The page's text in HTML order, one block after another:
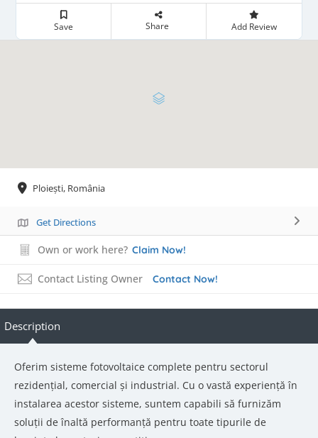
Save Share Add Review
Ploiești, România
Get Directions
Own or work here? Claim Now!
Contact Listing Owner Contact Now!
Description
Oferim sisteme fotovoltaice complete pentru sectorul
rezidențial, comercial și industrial. Cu o vastă experiență în
instalarea acestor sisteme, suntem capabili să furnizăm
soluții de înaltă performanță pentru toate tipurile de